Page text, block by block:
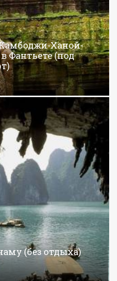
Ханой-
Фантьете (под
(без отдыха)